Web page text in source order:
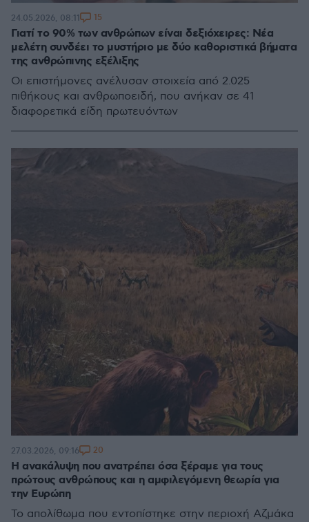
Γιατί το 90% των ανθρώπων είναι δεξιόχειρες: Νέα
μελέτη συνδέει το μυστήριο με δύο καθοριστικά βήματα
της ανθρώπινης εξέλιξης
Οι επιστήμονες ανέλυσαν στοιχεία από 2.025
πιθήκους και ανθρωποειδή, που ανήκαν σε 41
διαφορετικά είδη πρωτευόντων
24.05.2026, 08:11 15
Η ανακάλυψη που ανατρέπει όσα ξέραμε για τους
πρώτους ανθρώπους και η αμφιλεγόμενη θεωρία για
την Ευρώπη
Το απολίθωμα που εντοπίστηκε στην περιοχή Αζμάκα
27.03.2026, 09:16 20